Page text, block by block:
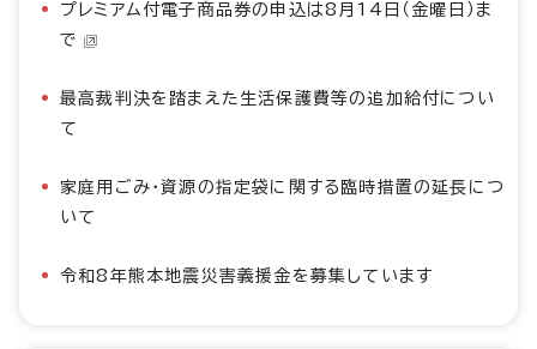
プレミアム付電子商品券の申込は8月14日（金曜日）ま
で
最高裁判決を踏まえた生活保護費等の追加給付につい
て
家庭用ごみ・資源の指定袋に関する臨時措置の延長につ
いて
令和8年熊本地震災害義援金を募集しています